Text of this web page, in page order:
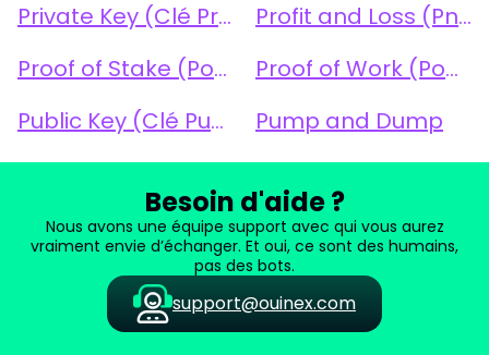
Private Key (Clé Privée)
Profit and Loss (PnL)
Proof of Stake (PoS)
Proof of Work (PoW)
Public Key (Clé Publique)
Pump and Dump
Besoin d'aide ?
Nous avons une équipe support avec qui vous aurez
vraiment envie d’échanger. Et oui, ce sont des humains,
pas des bots.
support@ouinex.com